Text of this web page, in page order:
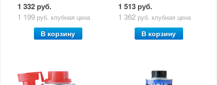
1 332 руб.
1 199 руб. клубная цена
В корзину
1 513 руб.
1 362 руб. клубная цена
В корзину